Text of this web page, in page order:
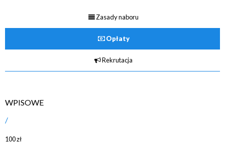
Zasady naboru
Opłaty
Rekrutacja
WPISOWE
100 zł